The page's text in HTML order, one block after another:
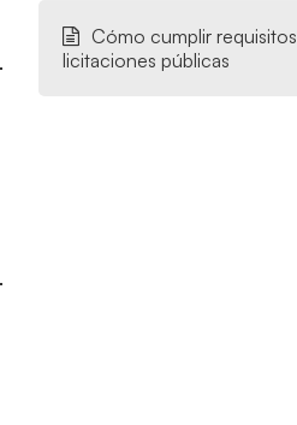
Cómo cumplir
licitaciones públicas